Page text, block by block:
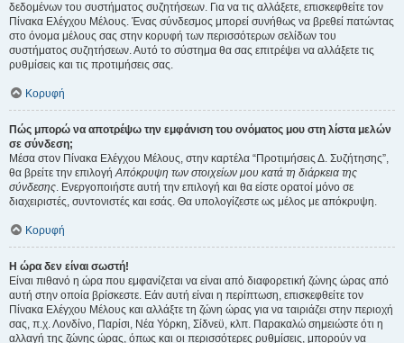
δεδομένων του συστήματος συζητήσεων. Για να τις αλλάξετε, επισκεφθείτε τον
Πίνακα Ελέγχου Μέλους. Ένας σύνδεσμος μπορεί συνήθως να βρεθεί πατώντας
στο όνομα μέλους σας στην κορυφή των περισσότερων σελίδων του
συστήματος συζητήσεων. Αυτό το σύστημα θα σας επιτρέψει να αλλάξετε τις
ρυθμίσεις και τις προτιμήσεις σας.
Κορυφή
Πώς μπορώ να αποτρέψω την εμφάνιση του ονόματος μου στη λίστα μελών
σε σύνδεση;
Μέσα στον Πίνακα Ελέγχου Μέλους, στην καρτέλα “Προτιμήσεις Δ. Συζήτησης”,
θα βρείτε την επιλογήΑπόκρυψη των στοιχείων μου κατά τη διάρκεια της
σύνδεσης. Ενεργοποιήστε αυτή την επιλογή και θα είστε ορατοί μόνο σε
διαχειριστές, συντονιστές και εσάς. Θα υπολογίζεστε ως μέλος με απόκρυψη.
Κορυφή
Η ώρα δεν είναι σωστή!
Είναι πιθανό η ώρα που εμφανίζεται να είναι από διαφορετική ζώνης ώρας από
αυτή στην οποία βρίσκεστε. Εάν αυτή είναι η περίπτωση, επισκεφθείτε τον
Πίνακα Ελέγχου Μέλους και αλλάξτε τη ζώνη ώρας για να ταιριάζει στην περιοχή
σας, π.χ. Λονδίνο, Παρίσι, Νέα Υόρκη, Σίδνεϋ, κλπ. Παρακαλώ σημειώστε ότι η
αλλαγή της ζώνης ώρας, όπως και οι περισσότερες ρυθμίσεις, μπορούν να